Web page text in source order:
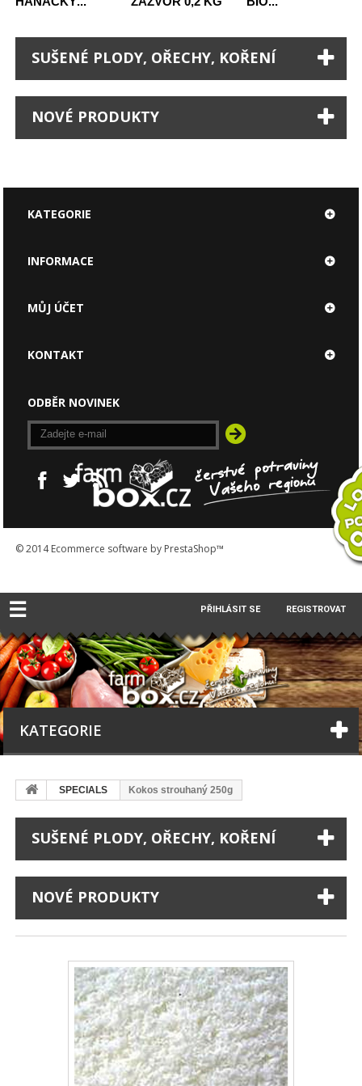
SUŠENÉ PLODY, OŘECHY, KOŘENÍ
NOVÉ PRODUKTY
KATEGORIE
INFORMACE
© 2014Ecommerce software by PrestaShop™
MŮJ ÚČET
KONTAKT
ODBĚR NOVINEK
☰ PŘIHLÁSIT SE REGISTROVAT
KATEGORIE
SPECIALS Kokos strouhaný 250g
SUŠENÉ PLODY, OŘECHY, KOŘENÍ
NOVÉ PRODUKTY